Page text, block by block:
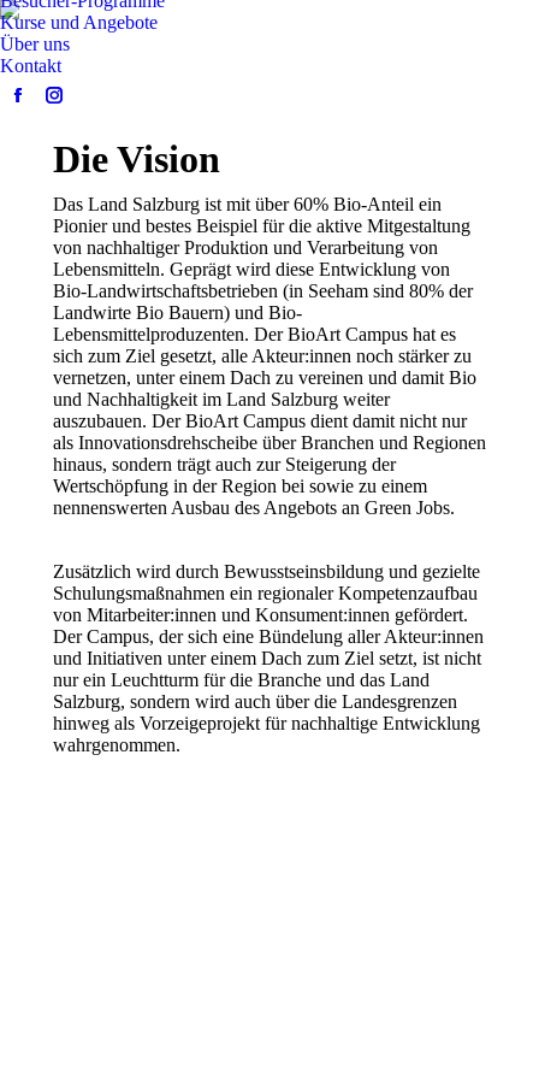
Kurse und Angebote
Über uns
Kontakt
Facebook
window
Instagram
opens
new
window
Die Vision
Das Land Salzburg ist mit über 60% Bio-Anteil ein
Pionier und bestes Beispiel für die aktive Mitgestaltung
von nachhaltiger Produktion und Verarbeitung von
Lebensmitteln. Geprägt wird diese Entwicklung von
Bio-Landwirtschaftsbetrieben (in Seeham sind 80% der
Landwirte Bio Bauern) und Bio-
Lebensmittelproduzenten. Der BioArt Campus hat es
sich zum Ziel gesetzt, alle Akteur:innen noch stärker zu
vernetzen, unter einem Dach zu vereinen und damit Bio
und Nachhaltigkeit im Land Salzburg weiter
auszubauen. Der BioArt Campus dient damit nicht nur
als Innovationsdrehscheibe über Branchen und Regionen
hinaus, sondern trägt auch zur Steigerung der
Wertschöpfung in der Region bei sowie zu einem
nennenswerten Ausbau des Angebots an Green Jobs.
Zusätzlich wird durch Bewusstseinsbildung und gezielte
Schulungsmaßnahmen ein regionaler Kompetenzaufbau
von Mitarbeiter:innen und Konsument:innen gefördert.
Der Campus, der sich eine Bündelung aller Akteur:innen
und Initiativen unter einem Dach zum Ziel setzt, ist nicht
nur ein Leuchtturm für die Branche und das Land
Salzburg, sondern wird auch über die Landesgrenzen
hinweg als Vorzeigeprojekt für nachhaltige Entwicklung
wahrgenommen.